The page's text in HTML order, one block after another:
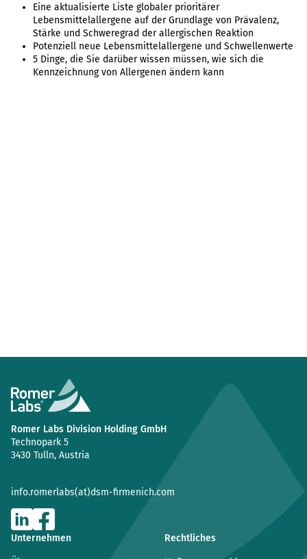
Eine aktualisierte Liste globaler prioritärer
Lebensmittelallergene auf der Grundlage von Prävalenz,
Stärke und Schweregrad der allergischen Reaktion
Potenziell neue Lebensmittelallergene und Schwellenwerte
5 Dinge, die Sie darüber wissen müssen, wie sich die
Kennzeichnung von Allergenen ändern kann
Romer Labs Division Holding GmbH
Technopark 5
3430 Tulln, Austria
info.romerlabs(at)dsm-firmenich.com
Unternehmen Rechtliches